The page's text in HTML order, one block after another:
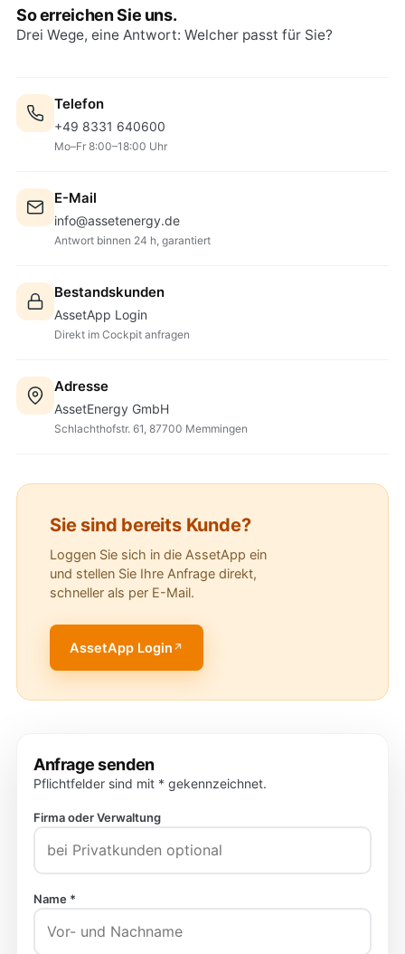
So erreichen Sie uns.
Drei Wege, eine Antwort: Welcher passt für Sie?
Telefon
+49 8331 640600
Mo–Fr 8:00–18:00 Uhr
E-Mail
info@assetenergy.de
Antwort binnen 24 h, garantiert
Bestandskunden
AssetApp Login
Direkt im Cockpit anfragen
Adresse
AssetEnergy GmbH
Schlachthofstr. 61, 87700 Memmingen
Sie sind bereits Kunde?
Loggen Sie sich in die AssetApp ein
und stellen Sie Ihre Anfrage direkt,
schneller als per E-Mail.
AssetApp Login
Anfrage senden
Pflichtfelder sind mit * gekennzeichnet.
Firma oder Verwaltung
Name *